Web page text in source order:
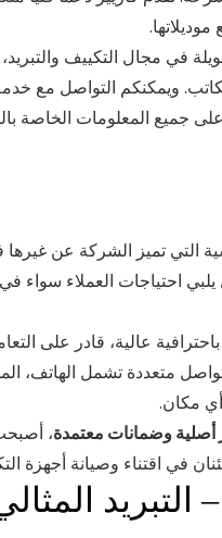
في مجال التكييف
ويمكنكم التواصل مع
جميع المعلومات الخاصة
التي تميز الشركة عن غيرها
احتياجات العملاء سواء
عالية، قادر على
متعددة تشمل الهاتف،
مكان.
وضمانات معتمدة،
في اقتناء وصيانة أجهزة
1.5 حصان –